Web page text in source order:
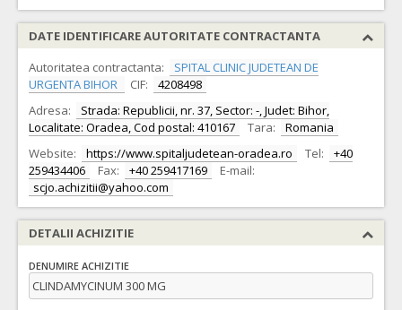
DATE IDENTIFICARE AUTORITATE CONTRACTANTA
Autoritatea contractanta:
SPITAL CLINIC JUDETEAN DE
URGENTA BIHOR
CIF:
4208498
Adresa:
Strada: Republicii, nr. 37, Sector: -, Judet: Bihor,
Localitate: Oradea, Cod postal: 410167
Tara:
Romania
Website:
https://www.spitaljudetean-oradea.ro Tel:
+40
259434406
Fax: +40 259417169
E-mail:
scjo.achizitii@yahoo.com
DETALII ACHIZITIE
DENUMIRE ACHIZITIE
CLINDAMYCINUM 300 MG